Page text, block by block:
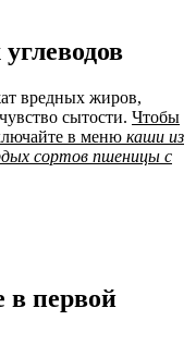
вредных жиров,
сытости. Чтобы
в меню каши из
сортов пшеницы с
в первой